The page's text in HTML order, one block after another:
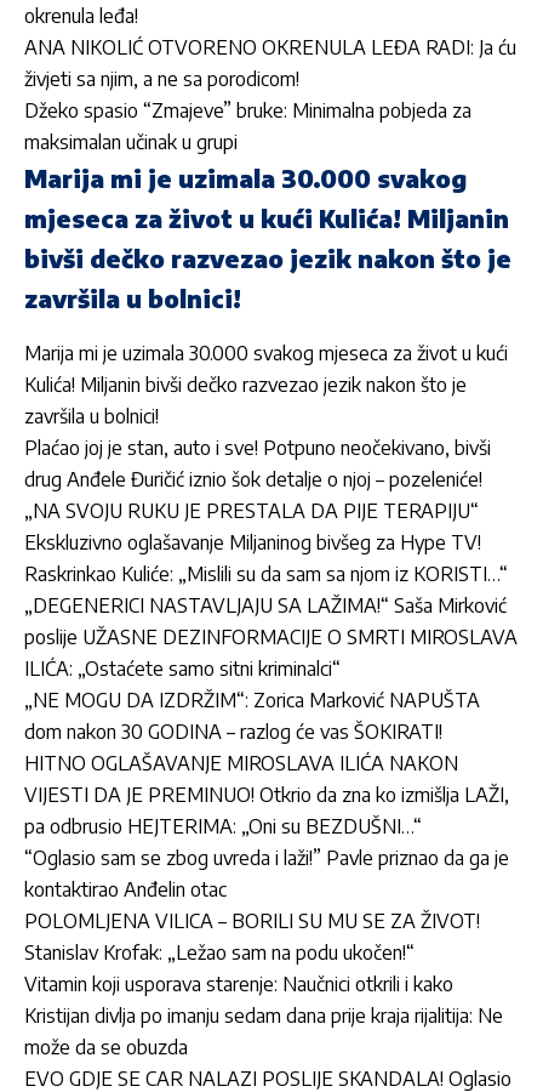
okrenula leđa!
ANA NIKOLIĆ OTVORENO OKRENULA LEĐA RADI: Ja ću
živjeti sa njim, a ne sa porodicom!
Džeko spasio “Zmajeve” bruke: Minimalna pobjeda za
maksimalan učinak u grupi
Marija mi je uzimala 30.000 svakog
mjeseca za život u kući Kulića! Miljanin
bivši dečko razvezao jezik nakon što je
završila u bolnici!
Marija mi je uzimala 30.000 svakog mjeseca za život u kući
Kulića! Miljanin bivši dečko razvezao jezik nakon što je
završila u bolnici!
Plaćao joj je stan, auto i sve! Potpuno neočekivano, bivši
drug Anđele Đuričić iznio šok detalje o njoj – pozeleniće!
„NA SVOJU RUKU JE PRESTALA DA PIJE TERAPIJU“
Ekskluzivno oglašavanje Miljaninog bivšeg za Hype TV!
Raskrinkao Kuliće: „Mislili su da sam sa njom iz KORISTI…“
„DEGENERICI NASTAVLJAJU SA LAŽIMA!“ Saša Mirković
poslije UŽASNE DEZINFORMACIJE O SMRTI MIROSLAVA
ILIĆA: „Ostaćete samo sitni kriminalci“
„NE MOGU DA IZDRŽIM“: Zorica Marković NAPUŠTA
dom nakon 30 GODINA – razlog će vas ŠOKIRATI!
HITNO OGLAŠAVANJE MIROSLAVA ILIĆA NAKON
VIJESTI DA JE PREMINUO! Otkrio da zna ko izmišlja LAŽI,
pa odbrusio HEJTERIMA: „Oni su BEZDUŠNI…“
“Oglasio sam se zbog uvreda i laži!” Pavle priznao da ga je
kontaktirao Anđelin otac
POLOMLJENA VILICA – BORILI SU MU SE ZA ŽIVOT!
Stanislav Krofak: „Ležao sam na podu ukočen!“
Vitamin koji usporava starenje: Naučnici otkrili i kako
Kristijan divlja po imanju sedam dana prije kraja rijalitija: Ne
može da se obuzda
EVO GDJE SE CAR NALAZI POSLIJE SKANDALA! Oglasio